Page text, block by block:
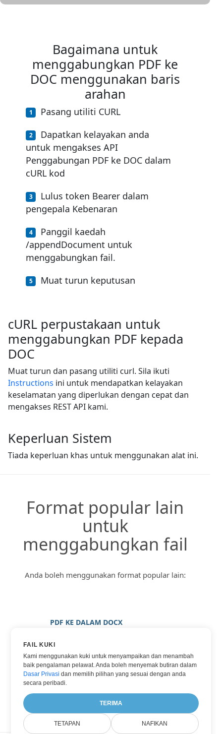
Bagaimana untuk
menggabungkan PDF ke
DOC menggunakan baris
arahan
Pasang utiliti CURL
Dapatkan kelayakan anda
untuk mengakses API
Penggabungan PDF ke DOC dalam
cURL kod
Lulus token Bearer dalam
pengepala Kebenaran
Panggil kaedah
/appendDocument untuk
menggabungkan fail.
Muat turun keputusan
cURL perpustakaan untuk
menggabungkan PDF kepada
DOC
Muat turun dan pasang utiliti curl. Sila ikuti
Instructions ini untuk mendapatkan kelayakan
keselamatan yang diperlukan dengan cepat dan
mengakses REST API kami.
Keperluan Sistem
Tiada keperluan khas untuk menggunakan alat ini.
Format popular lain
untuk
menggabungkan fail
Anda boleh menggunakan format popular lain:
PDF KE DALAM DOCX
PDF KE DALAM JPG
PDF KE DALAM PNG
PDF KE DALAM WORD
PDF KE DALAM XPS
FAIL KUKI
Kami menggunakan kuki untuk menyampaikan dan menambah
baik pengalaman pelawat. Anda boleh menyemak butiran dalam
Dasar Privasi dan memilih pilihan yang sesuai dengan anda
secara peribadi.
TERIMA
TETAPAN NAFIKAN